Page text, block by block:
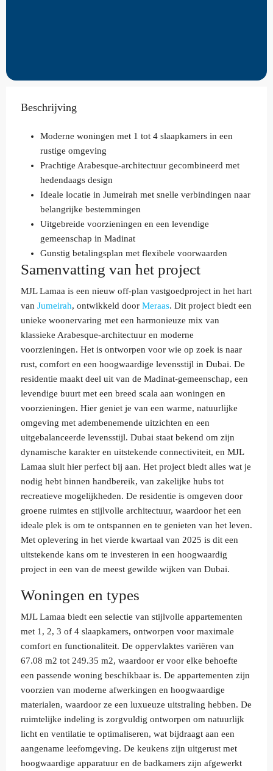
Beschrijving
Moderne woningen met 1 tot 4 slaapkamers in een
rustige omgeving
Prachtige Arabesque-architectuur gecombineerd met
hedendaags design
Ideale locatie in Jumeirah met snelle verbindingen naar
belangrijke bestemmingen
Uitgebreide voorzieningen en een levendige
gemeenschap in Madinat
Gunstig betalingsplan met flexibele voorwaarden
Samenvatting van het project
MJL Lamaa is een nieuw off-plan vastgoedproject in het hart
van Jumeirah, ontwikkeld door Meraas. Dit project biedt een
unieke woonervaring met een harmonieuze mix van
klassieke Arabesque-architectuur en moderne
voorzieningen. Het is ontworpen voor wie op zoek is naar
rust, comfort en een hoogwaardige levensstijl in Dubai. De
residentie maakt deel uit van de Madinat-gemeenschap, een
levendige buurt met een breed scala aan woningen en
voorzieningen. Hier geniet je van een warme, natuurlijke
omgeving met adembenemende uitzichten en een
uitgebalanceerde levensstijl. Dubai staat bekend om zijn
dynamische karakter en uitstekende connectiviteit, en MJL
Lamaa sluit hier perfect bij aan. Het project biedt alles wat je
nodig hebt binnen handbereik, van zakelijke hubs tot
recreatieve mogelijkheden. De residentie is omgeven door
groene ruimtes en stijlvolle architectuur, waardoor het een
ideale plek is om te ontspannen en te genieten van het leven.
Met oplevering in het vierde kwartaal van 2025 is dit een
uitstekende kans om te investeren in een hoogwaardig
project in een van de meest gewilde wijken van Dubai.
Woningen en types
MJL Lamaa biedt een selectie van stijlvolle appartementen
met 1, 2, 3 of 4 slaapkamers, ontworpen voor maximale
comfort en functionaliteit. De oppervlaktes variëren van
67.08 m2 tot 249.35 m2, waardoor er voor elke behoefte
een passende woning beschikbaar is. De appartementen zijn
voorzien van moderne afwerkingen en hoogwaardige
materialen, waardoor ze een luxueuze uitstraling hebben. De
ruimtelijke indeling is zorgvuldig ontworpen om natuurlijk
licht en ventilatie te optimaliseren, wat bijdraagt aan een
aangename leefomgeving. De keukens zijn uitgerust met
hoogwaardige apparatuur en de badkamers zijn afgewerkt